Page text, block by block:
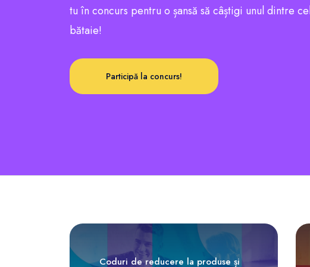
tu în concurs pentru o șansă să câștigi unul dintre
bătaie!
Participă la concurs!
Coduri de reducere la produse și